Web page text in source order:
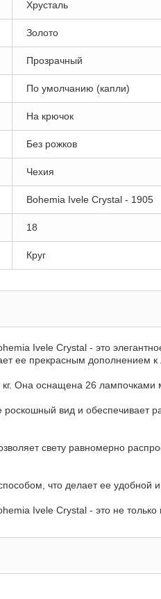
Хрусталь
Золото
Прозрачный
По умолчанию (капли)
На крючок
Без рожков
Чехия
Bohemia Ivele Crystal - 1905
18
Круг
Ivele Crystal - это
ее прекрасным дополнением
Она оснащена 26
вид и обеспечивает
свету равномерно
что делает ее удобной и
Ivele Crystal - это не